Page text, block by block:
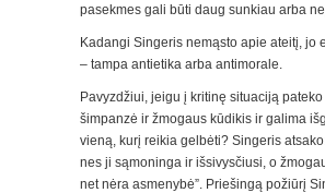
pasekmes gali būti daug sunkiau arba
Kadangi Singeris nemąsto apie ateitį, jo
– tampa antietika arba antimorale.
Pavyzdžiui, jeigu į kritinę situaciją
šimpanzė ir žmogaus kūdikis ir galima
vieną, kurį reikia gelbėti? Singeris
nes ji sąmoninga ir išsivysčiusi, o
net nėra asmenybė”. Priešingą požiūrį